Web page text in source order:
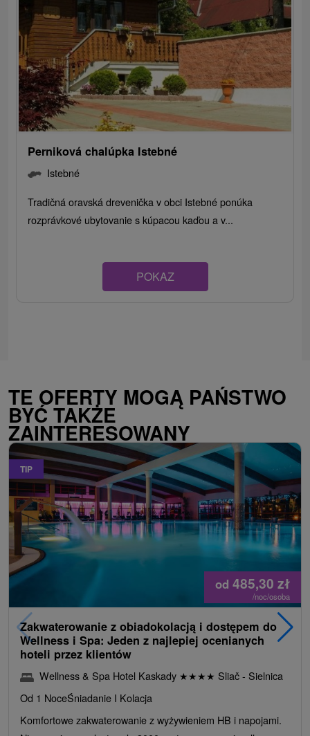
Perniková chalúpka Istebné
Istebné
Tradičná oravská drevenička v obci Istebné ponúka
rozprávkové ubytovanie s kúpacou kaďou a v...
POKAZ
TE OFERTY MOGĄ PAŃSTWO
BYĆ TAKŻE
ZAINTERESOWANY
TIP
od 485,30 zł
/noc/osoba
Zakwaterowanie z obiadokolacją i dostępem do
Wellness i Spa: Jeden z najlepiej ocenianych
hoteli przez klientów
Wellness & Spa Hotel Kaskady ★★★★ Sliač - Sielnica
Od 1 NoceŚniadanie I Kolacja
Komfortowe zakwaterowanie z wyżywieniem HB i napojami.